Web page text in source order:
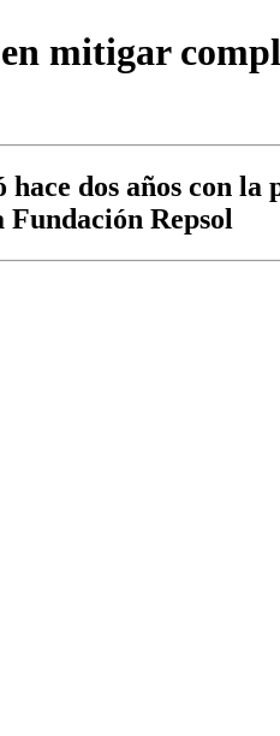
mitigar
dos años con la
Repsol